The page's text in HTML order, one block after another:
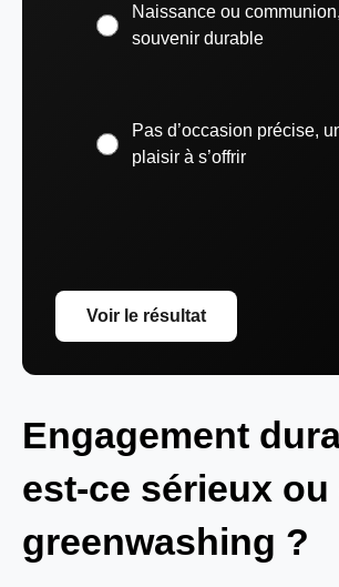
Naissance ou
souvenir durable
Pas d’occasion précise,
plaisir à s’offrir
Voir le résultat
Engagement
est-ce sérieux ou
greenwashing ?